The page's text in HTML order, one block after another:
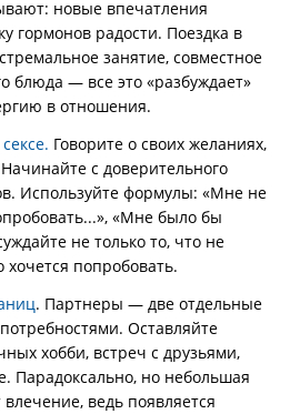
новые впечатления
гормонов радости. Поездка в
занятие, совместное
блюда — все это «разбуждает»
в отношения.
Говорите о своих желаниях,
с доверительного
Используйте формулы: «Мне не
«Мне было бы
не только то, что не
хочется попробовать.
. Партнеры — две отдельные
Оставляйте
хобби, встреч с друзьями,
Парадоксально, но небольшая
ведь появляется